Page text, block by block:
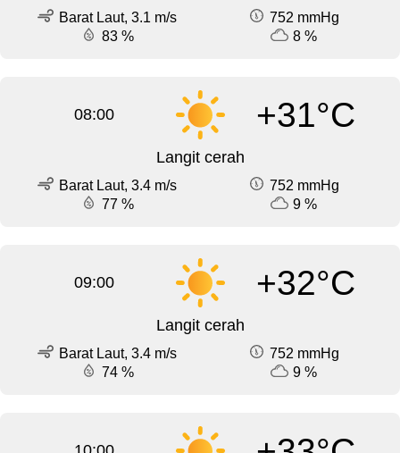
Barat Laut, 3.1 m/s
752 mmHg
83 %
8 %
08:00 +31°C
Langit cerah
Barat Laut, 3.4 m/s
752 mmHg
77 %
9 %
09:00 +32°C
Langit cerah
Barat Laut, 3.4 m/s
752 mmHg
74 %
9 %